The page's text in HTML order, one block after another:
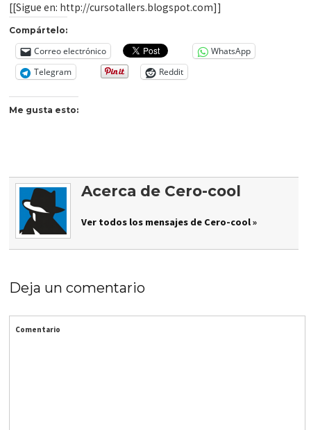
[[Sigue en: http://cursotallers.blogspot.com]]
Compártelo:
Correo electrónico
WhatsApp
Telegram
Reddit
Me gusta esto:
Acerca de Cero-cool
Ver todos los mensajes de Cero-cool »
Deja un comentario
Comentario